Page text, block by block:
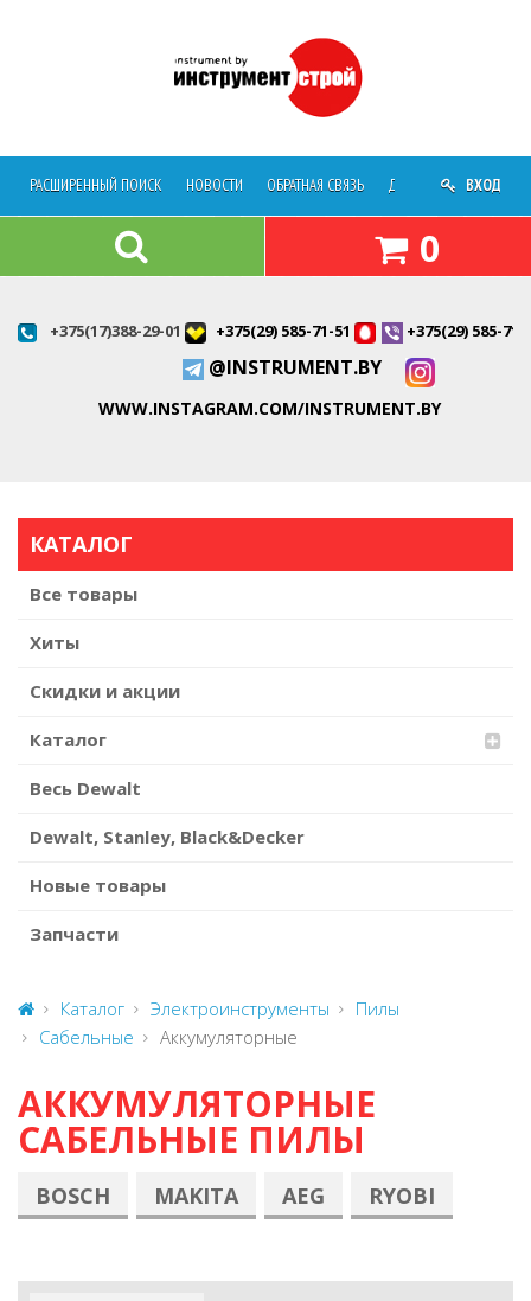
РАСШИРЕННЫЙ ПОИСК НОВОСТИ ОБРАТНАЯ СВЯЗЬ ДОСТАВКА О
ВХОД
0
+375(17)388-29-01 +375(29) 585-71-51 +375(29) 585-71-
@INSTRUMENT.BY
WWW.INSTAGRAM.COM/INSTRUMENT.BY
КАТАЛОГ
Все товары
Хиты
Скидки и акции
Каталог
Весь Dewalt
Dewalt, Stanley, Black&Decker
Новые товары
Запчасти
Каталог Электроинструменты
Пилы
Сабельные
Аккумуляторные
АККУМУЛЯТОРНЫЕ
САБЕЛЬНЫЕ ПИЛЫ
BOSCH MAKITA AEG RYOBI